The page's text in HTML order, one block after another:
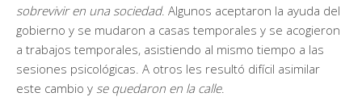
sobrevivir en una sociedad. Algunos aceptaron la ayuda del
gobierno y se mudaron a casas temporales y se acogieron
a trabajos temporales, asistiendo al mismo tiempo a las
sesiones psicológicas. A otros les resultó difícil asimilar
este cambio y se quedaron en la calle.